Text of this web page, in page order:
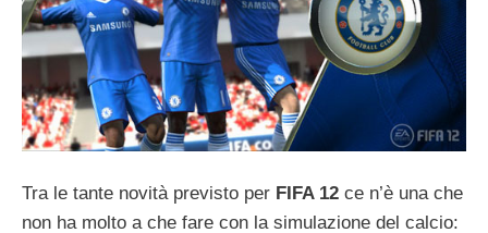
Tra le tante novità previsto per FIFA 12 ce n’è una che
non ha molto a che fare con la simulazione del calcio: